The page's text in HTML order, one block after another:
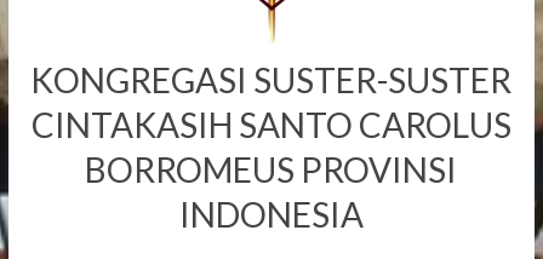
KONGREGASI SUSTER-SUSTER
CINTAKASIH SANTO CAROLUS
BORROMEUS PROVINSI
INDONESIA